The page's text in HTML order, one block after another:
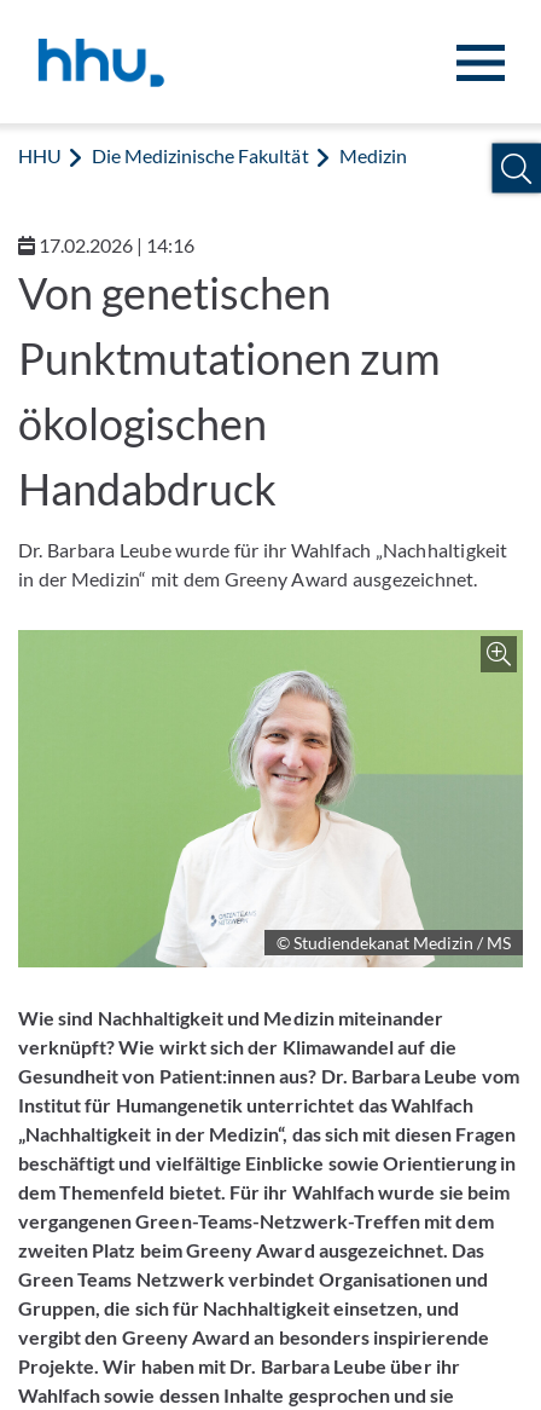
HHU Die Medizinische Fakultät Medizin
17.02.2026 | 14:16
Von genetischen
Punktmutationen zum
ökologischen
Handabdruck
Dr. Barbara Leube wurde für ihr Wahlfach „Nachhaltigkeit
in der Medizin“ mit dem Greeny Award ausgezeichnet.
© Studiendekanat Medizin / MS
Wie sind Nachhaltigkeit und Medizin miteinander
verknüpft? Wie wirkt sich der Klimawandel auf die
Gesundheit von Patient:innen aus? Dr. Barbara Leube vom
Institut für Humangenetik unterrichtet das Wahlfach
„Nachhaltigkeit in der Medizin“, das sich mit diesen Fragen
beschäftigt und vielfältige Einblicke sowie Orientierung in
dem Themenfeld bietet. Für ihr Wahlfach wurde sie beim
vergangenen Green-Teams-Netzwerk-Treffen mit dem
zweiten Platz beim Greeny Award ausgezeichnet. Das
Green Teams Netzwerk verbindet Organisationen und
Gruppen, die sich für Nachhaltigkeit einsetzen, und
vergibt den Greeny Award an besonders inspirierende
Projekte. Wir haben mit Dr. Barbara Leube über ihr
Wahlfach sowie dessen Inhalte gesprochen und sie